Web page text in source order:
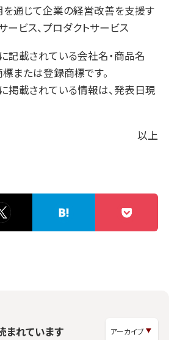
を通じて企業の経営改善を支援す
ービス、プロダクトサービス
記載されている会社名・商品名
または登録商標です。
掲載されている情報は、発表日現
以上
まれています